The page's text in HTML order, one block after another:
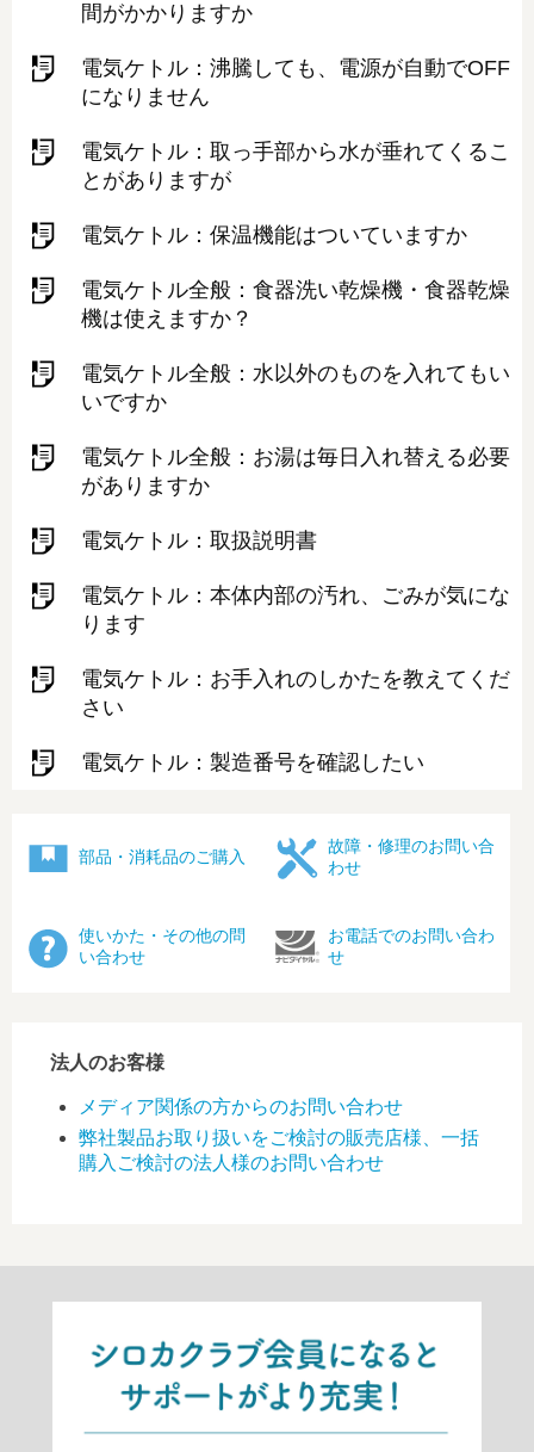
間がかかりますか
電気ケトル：沸騰しても、電源が自動でOFF
になりません
電気ケトル：取っ手部から水が垂れてくるこ
とがありますが
電気ケトル：保温機能はついていますか
電気ケトル全般：食器洗い乾燥機・食器乾燥
機は使えますか？
電気ケトル全般：水以外のものを入れてもい
いですか
電気ケトル全般：お湯は毎日入れ替える必要
がありますか
電気ケトル：取扱説明書
電気ケトル：本体内部の汚れ、ごみが気にな
ります
電気ケトル：お手入れのしかたを教えてくだ
さい
電気ケトル：製造番号を確認したい
部品・消耗品のご購入
故障・修理のお問い合
わせ
使いかた・その他の問
い合わせ
お電話でのお問い合わ
せ
法人のお客様
メディア関係の方からのお問い合わせ
弊社製品お取り扱いをご検討の販売店様、一括
購入ご検討の法人様のお問い合わせ